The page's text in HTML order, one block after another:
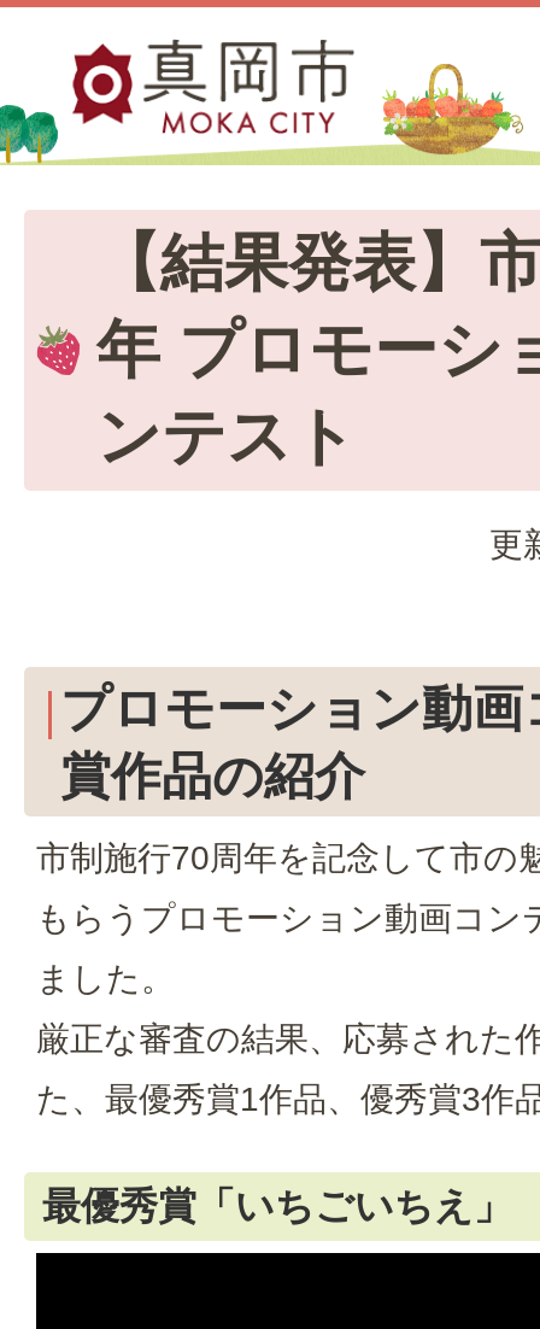
【結果発表】
年 プロモーシ
ンテスト
更
プロモーション動
賞作品の紹介
市制施行70周年を記念して市の
もらうプロモーション動画コン
ました。
厳正な審査の結果、応募された
た、最優秀賞1作品、優秀賞3作
最優秀賞「いちごいちえ」